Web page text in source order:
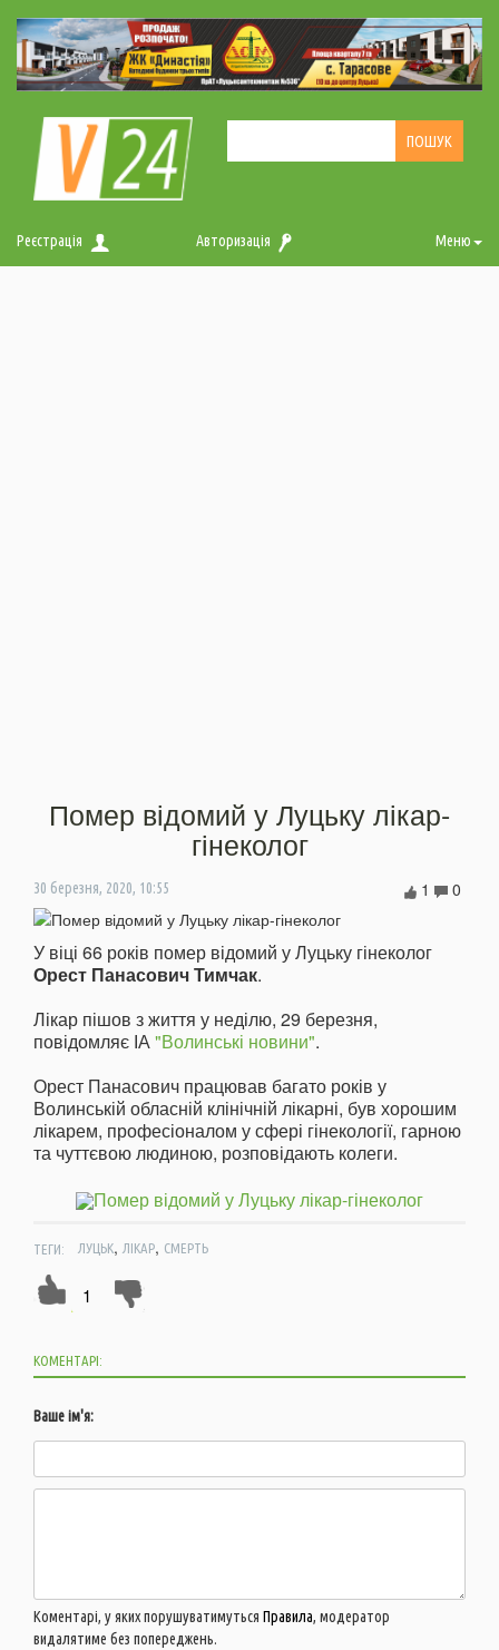
Реєстрація Авторизація Меню
Помер відомий у Луцьку лікар-
гінеколог
30 березня, 2020, 10:55 0
1
У віці 66 років помер відомий у Луцьку гінеколог
Орест Панасович Тимчак.
Лікар пішов з життя у неділю, 29 березня,
повідомляє ІА"Волинські новини".
Орест Панасович працював багато років у
Волинській обласній клінічній лікарні, був хорошим
лікарем, професіоналом у сфері гінекології, гарною
та чуттєвою людиною, розповідають колеги.
ТЕГИ: ЛУЦЬК, ЛІКАР, СМЕРТЬ
1
КОМЕНТАРІ:
Ваше ім'я:
Коментарі, у яких порушуватимуться Правила, модератор
видалятиме без попереджень.